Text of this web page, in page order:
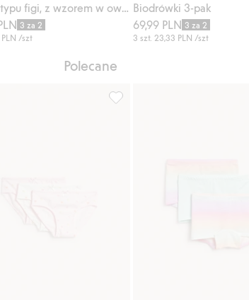
Majtki typu figi, z wzorem w owoce, 3-pak
3 za 2
/szt
Biodrówki 3-pak
69,99 PLN 3 za 2
3 szt.23,33 PLN /szt
Polecane